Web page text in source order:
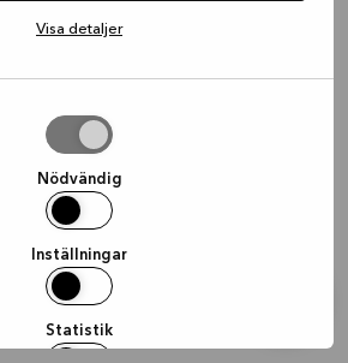
Visa detaljer
Nödvändig
Inställningar
Statistik